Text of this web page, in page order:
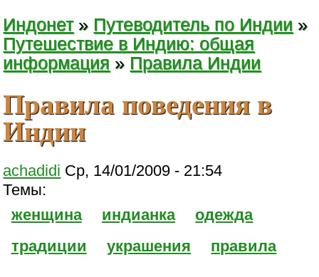
Индонет» Путеводитель по Индии »
Путешествие в Индию: общая
информация » Правила Индии
Правила поведения в
Индии
achadidi Ср, 14/01/2009 - 21:54
Темы:
женщина
индианка
одежда
традиции
украшения правила